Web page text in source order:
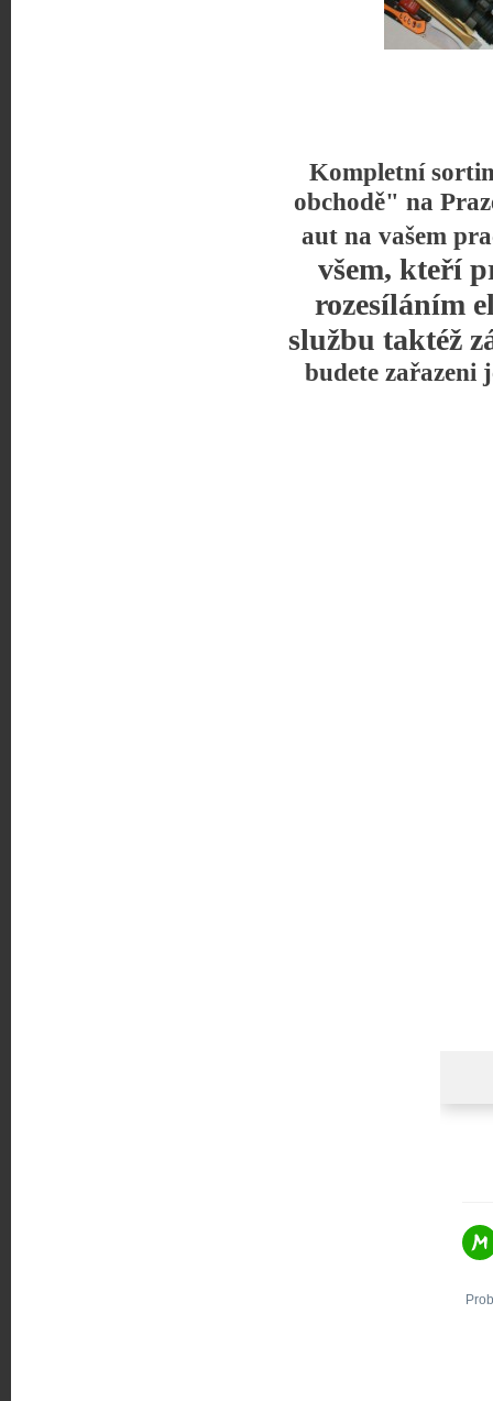
Kompletní
obchodě" na
aut na vašem
všem, kteří
rozesíláním
službu taktéž
budete zařazeni